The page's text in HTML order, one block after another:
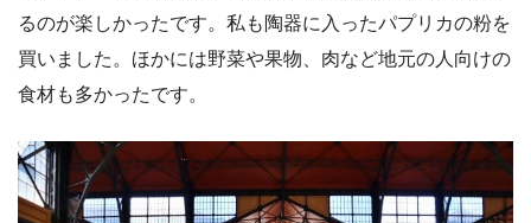
るのが楽しかったです。私も陶器に入ったパプリカの粉を
買いました。ほかには野菜や果物、肉など地元の人向けの
食材も多かったです。